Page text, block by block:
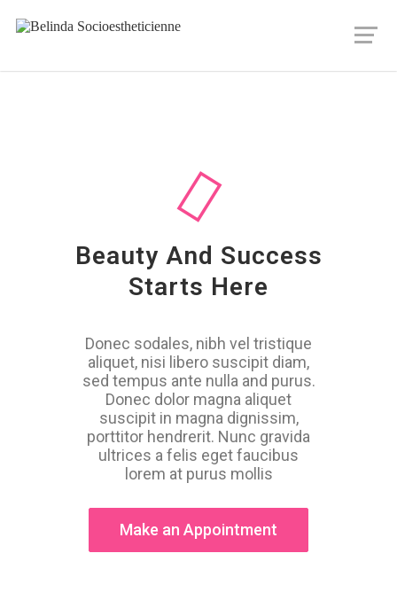
Beauty And Success
Starts Here
Donec sodales, nibh vel tristique
aliquet, nisi libero suscipit diam,
sed tempus ante nulla and purus.
Donec dolor magna aliquet
suscipit in magna dignissim,
porttitor hendrerit. Nunc gravida
ultrices a felis eget faucibus
lorem at purus mollis
Make an Appointment